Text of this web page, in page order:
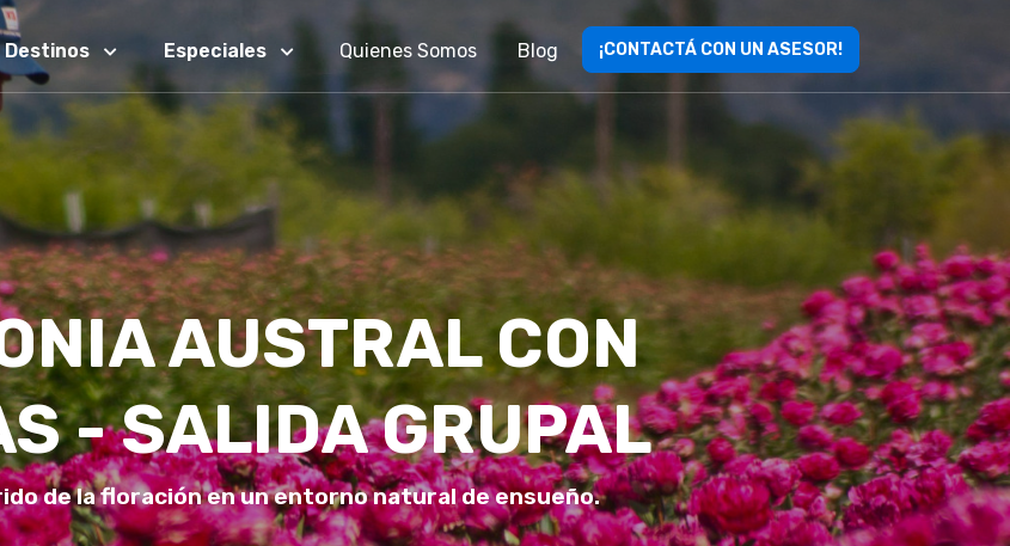
Destinos Especiales Quienes Somos Blog ¡CONTACTÁ CON UN ASESOR!
AUSTRAL CON
- SALIDA GRUPAL
de la floración en un entorno natural de ensueño.